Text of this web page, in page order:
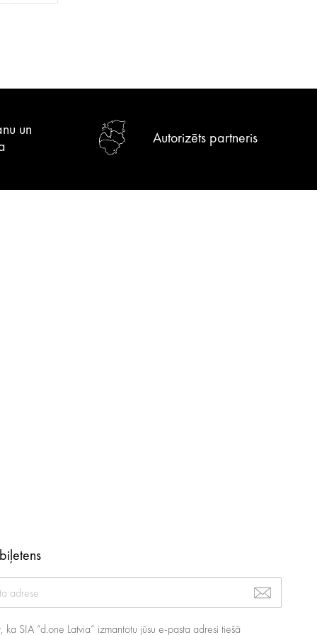
un
Autorizēts partneris
ka SIA “d.one Latvia“ izmantotu jūsu e-pasta adresi tiešā